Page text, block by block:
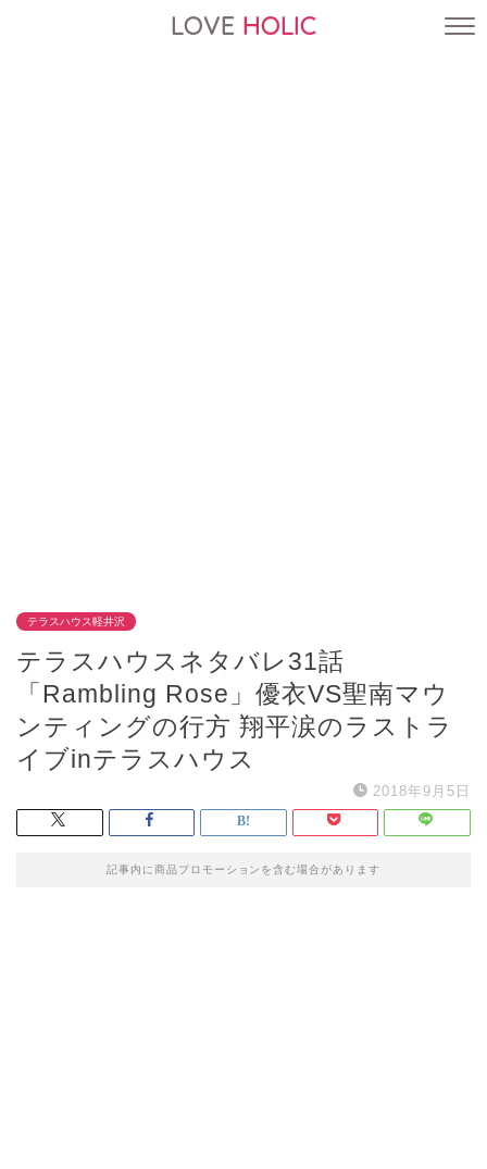
LOVE HOLIC
テラスハウス軽井沢
テラスハウスネタバレ31話
「Rambling Rose」優衣VS聖南マウ
ンティングの行方 翔平涙のラストラ
イブinテラスハウス
2018年9月5日
記事内に商品プロモーションを含む場合があります